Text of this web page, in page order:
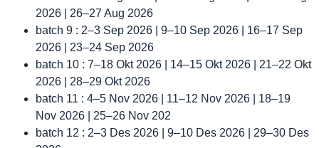
2026 | 26–27 Aug 2026
batch 9 : 2–3 Sep 2026 | 9–10 Sep 2026 | 16–17 Sep
2026 | 23–24 Sep 2026
batch 10 : 7–18 Okt 2026 | 14–15 Okt 2026 | 21–22 Okt
2026 | 28–29 Okt 2026
batch 11 : 4–5 Nov 2026 | 11–12 Nov 2026 | 18–19
Nov 2026 | 25–26 Nov 202
batch 12 : 2–3 Des 2026 | 9–10 Des 2026 | 29–30 Des